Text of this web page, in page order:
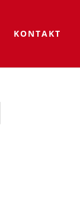
KONTAKT